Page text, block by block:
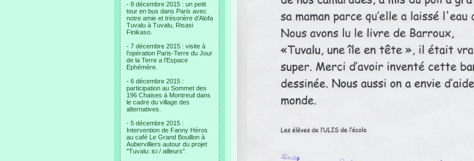
- 8 décembre 2015 : un petit
tour en bus dans Paris avec
notre amie et trésorière d’Alofa
Tuvalu à Tuvalu, Risasi
Finikaso.
- 7 décembre 2015 : visite à
l’opération Paris-Terre du Jour
de la Terre a l’Espace
Ephémère.
- 6 décembre 2015 :
participation au Sommet des
196 Chaises à Montreuil dans
le cadre du village des
alternatives.
- 5 décembre 2015 :
Intervention de Fanny Héros
au café Le Grand Bouillon à
Aubervilliers autour du projet
"Tuvalu: ici / ailleurs".